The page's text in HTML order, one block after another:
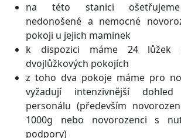
na této stanici ošetřujeme
nedonošené a nemocné
pokoji u jejich maminek
k dispozici máme 24 lůžek
dvojlůžkových pokojích
z toho dva pokoje máme pro
vyžadují intenzivnější dohled
personálu (především
1000g nebo novorozenci s
podpory)